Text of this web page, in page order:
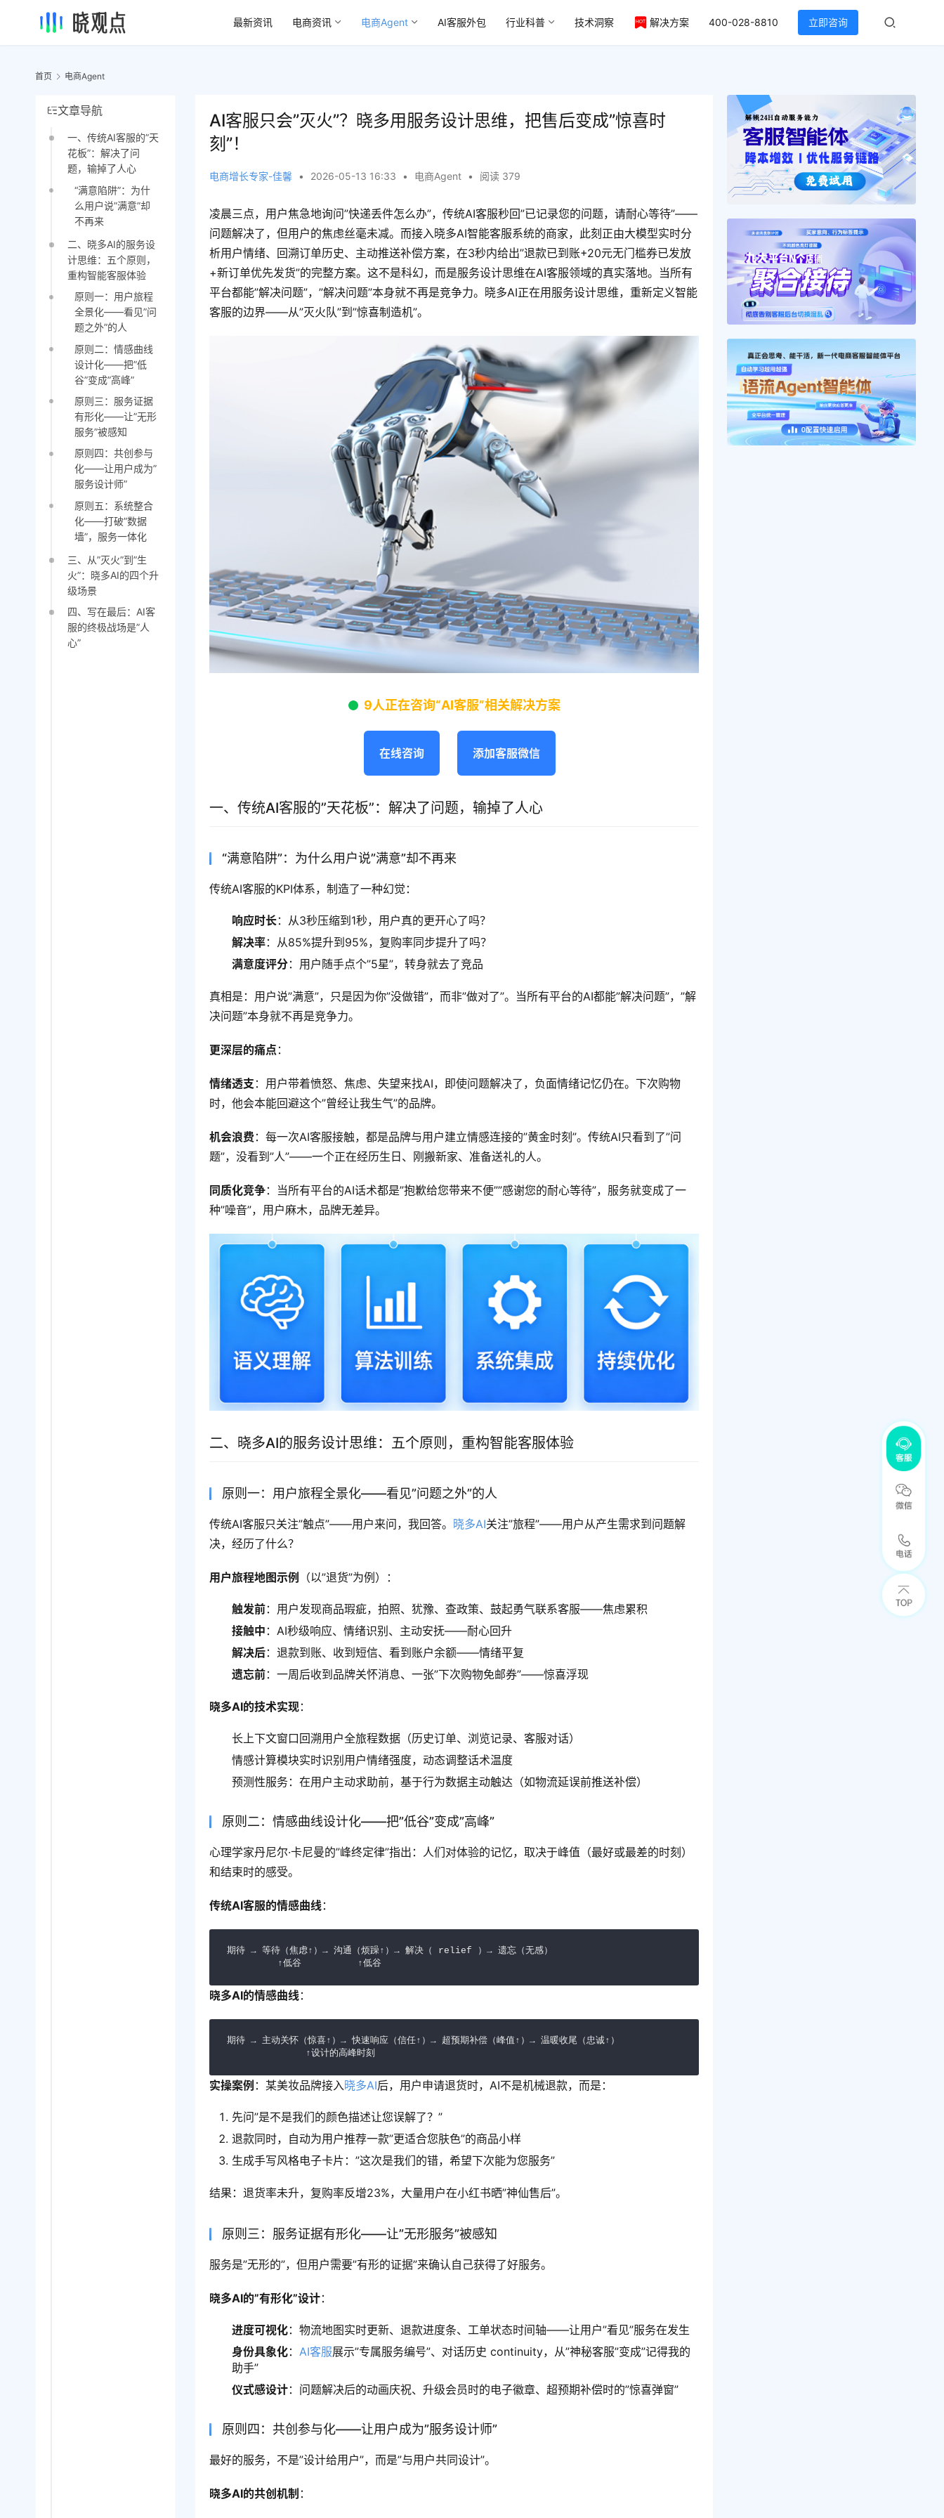
最新资讯 电商资讯 电商Agent AI客服外包 行业科普 技术洞察 解决方案 400-028-8810 立即咨询
首页 电商Agent
文章导航
一、传统AI客服的”天
花板”：解决了问
题，输掉了人心
“满意陷阱”：为什
么用户说”满意”却
不再来
二、晓多AI的服务设
计思维：五个原则，
重构智能客服体验
原则一：用户旅程
全景化——看见”问
题之外”的人
原则二：情感曲线
设计化——把”低
谷”变成”高峰”
原则三：服务证据
有形化——让”无形
服务”被感知
原则四：共创参与
化——让用户成为”
服务设计师”
原则五：系统整合
化——打破”数据
墙”，服务一体化
三、从”灭火”到”生
火”：晓多AI的四个升
级场景
四、写在最后：AI客
服的终极战场是”人
心”
AI客服只会”灭火”？晓多用服务设计思维，把售后变成”惊喜时
刻”！
电商增长专家-佳馨 • 2026-05-13 16:33 • 电商Agent • 阅读 379
凌晨三点，用户焦急地询问”快递丢件怎么办”，传统AI客服秒回”已记录您的问题，请耐心等待”——
问题解决了，但用户的焦虑丝毫未减。而接入晓多AI智能客服系统的商家，此刻正由大模型实时分
析用户情绪、回溯订单历史、主动推送补偿方案，在3秒内给出”退款已到账+20元无门槛券已发放
+新订单优先发货”的完整方案。这不是科幻，而是服务设计思维在AI客服领域的真实落地。当所有
平台都能”解决问题”，”解决问题”本身就不再是竞争力。晓多AI正在用服务设计思维，重新定义智能
客服的边界——从”灭火队”到”惊喜制造机”。
9人正在咨询“AI客服”相关解决方案
在线咨询 添加客服微信
一、传统AI客服的”天花板”：解决了问题，输掉了人心
“满意陷阱”：为什么用户说”满意”却不再来
传统AI客服的KPI体系，制造了一种幻觉：
响应时长：从3秒压缩到1秒，用户真的更开心了吗？
解决率：从85%提升到95%，复购率同步提升了吗？
满意度评分：用户随手点个”5星”，转身就去了竞品
真相是：用户说”满意”，只是因为你”没做错”，而非”做对了”。当所有平台的AI都能”解决问题”，”解
决问题”本身就不再是竞争力。
更深层的痛点 ：
情绪透支 ：用户带着愤怒、焦虑、失望来找AI，即使问题解决了，负面情绪记忆仍在。下次购物
时，他会本能回避这个”曾经让我生气”的品牌。
机会浪费 ：每一次AI客服接触，都是品牌与用户建立情感连接的”黄金时刻”。传统AI只看到了”问
题”，没看到”人”——一个正在经历生日、刚搬新家、准备送礼的人。
同质化竞争：当所有平台的AI话术都是”抱歉给您带来不便””感谢您的耐心等待”，服务就变成了一
种”噪音”，用户麻木，品牌无差异。
二、晓多AI的服务设计思维：五个原则，重构智能客服体验
原则一：用户旅程全景化——看见”问题之外”的人
传统AI客服只关注”触点”——用户来问，我回答。 晓多AI关注”旅程”——用户从产生需求到问题解
决，经历了什么？
用户旅程地图示例 （以”退货”为例）：
触发前：用户发现商品瑕疵，拍照、犹豫、查政策、鼓起勇气联系客服——焦虑累积
接触中 ：AI秒级响应、情绪识别、主动安抚——耐心回升
解决后：退款到账、收到短信、看到账户余额——情绪平复
遗忘前：一周后收到品牌关怀消息、一张”下次购物免邮券”——惊喜浮现
晓多AI的技术实现：
长上下文窗口回溯用户全旅程数据（历史订单、浏览记录、客服对话）
情感计算模块实时识别用户情绪强度，动态调整话术温度
预测性服务：在用户主动求助前，基于行为数据主动触达（如物流延误前推送补偿）
原则二：情感曲线设计化——把”低谷”变成”高峰”
心理学家丹尼尔·卡尼曼的”峰终定律”指出：人们对体验的记忆，取决于峰值（最好或最差的时刻）
和结束时的感受。
传统AI客服的情感曲线：
期待 → 等待（焦虑↑）→ 沟通（烦躁↑）→ 解决（ relief ）→ 遗忘（无感）
         ↑低谷          ↑低谷
晓多AI的情感曲线：
期待 → 主动关怀（惊喜↑）→ 快速响应（信任↑）→ 超预期补偿（峰值↑）→ 温暖收尾（忠诚↑）
              ↑设计的高峰时刻
实操案例 ：某美妆品牌接入晓多AI后，用户申请退货时，AI不是机械退款，而是：
先问”是不是我们的颜色描述让您误解了？”
退款同时，自动为用户推荐一款”更适合您肤色”的商品小样
生成手写风格电子卡片：”这次是我们的错，希望下次能为您服务”
结果：退货率未升，复购率反增23%，大量用户在小红书晒”神仙售后”。
原则三：服务证据有形化——让”无形服务”被感知
服务是”无形的”，但用户需要”有形的证据”来确认自己获得了好服务。
晓多AI的”有形化”设计：
进度可视化：物流地图实时更新、退款进度条、工单状态时间轴——让用户”看见”服务在发生
身份具象化：AI客服展示”专属服务编号”、对话历史 continuity，从”神秘客服”变成”记得我的
助手”
仪式感设计：问题解决后的动画庆祝、升级会员时的电子徽章、超预期补偿时的”惊喜弹窗”
原则四：共创参与化——让用户成为”服务设计师”
最好的服务，不是”设计给用户”，而是”与用户共同设计”。
晓多AI的共创机制 ：